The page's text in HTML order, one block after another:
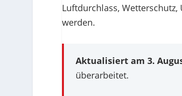
Luftdurchlass,
werden.
Aktualisiert am 3.
überarbeitet.